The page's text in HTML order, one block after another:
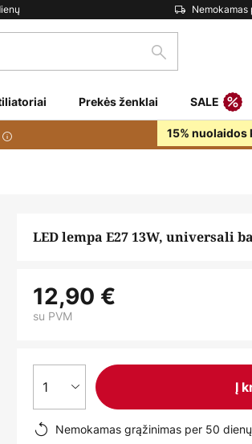
Paieška
Prekės ženklai SALE
15% nuolaidos
LED lempa E27 13W, universali
12,90 €
su PVM
1 Į
Nemokamas grąžinimas per 50 dienų